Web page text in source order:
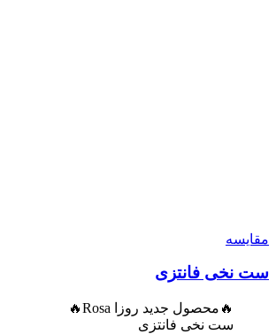
مقایسه
ست نخی فانتزی
🔥محصول جدید روزا Rosa🔥
ست نخی فانتزی